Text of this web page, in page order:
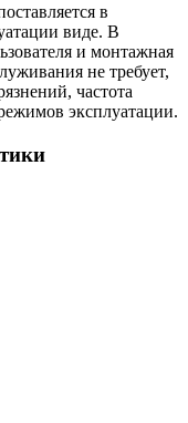
в
виде. В
и монтажная
не требует,
частота
эксплуатации.